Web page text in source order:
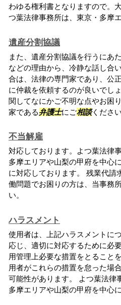
わゆる権利書となりますので。
つ葉法律事務所は、東京・多摩
遺産分割協議
また、遺産分割協議を行うにあ
などの理由から、冷静な話し合
合は、法律の専門家であり、公
に仲裁を依頼するのが良いでし
関してなにかご不明な点やお困
家である弁護士にご相談くださ
不当解雇
対応しております。よつ葉法律
多摩エリアや山梨の甲府を中心
に対応しております。 残業代請
働問題でお困りの方は、当事務
い。
ハラスメント
使用者は、上記ハラスメントに
応じ、適切に対応するために必
用管理上必要な措置をとること
用者がこれらの措置を怠った場
可能性があります。 よつ葉法律
多摩エリアや山梨の甲府を中心